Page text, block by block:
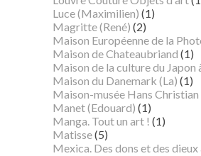
Luce (Maximilien) (1)
Magritte (René) (2)
Maison Européenne de la
Maison de Chateaubriand (1)
Maison de la culture du Japon
Maison du Danemark (La) (1)
Maison-musée Hans Christian
Manet (Edouard) (1)
Manga. Tout un art ! (1)
Matisse(5)
Mexica. Des dons et des dieux